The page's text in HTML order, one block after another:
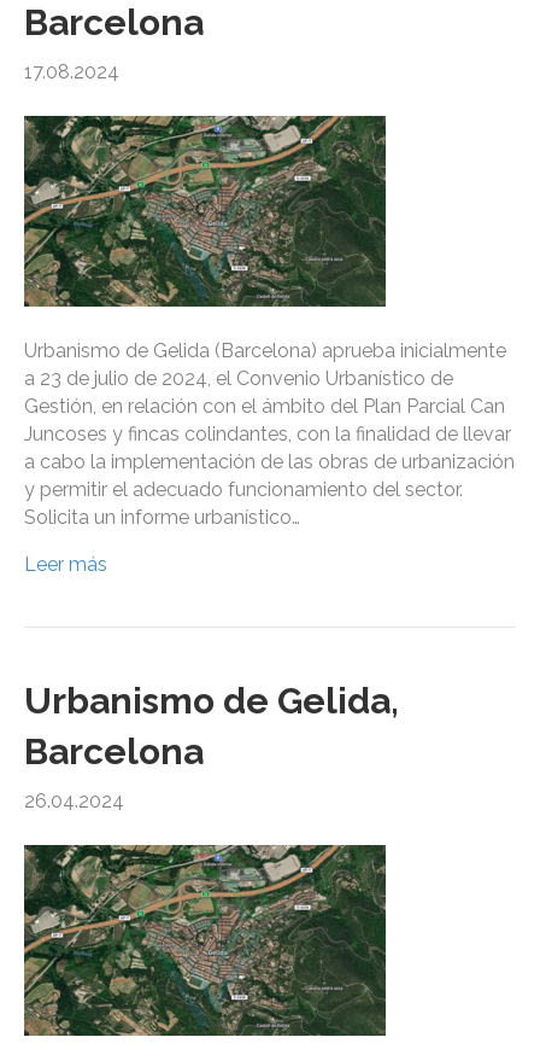
Barcelona
17.08.2024
Urbanismo de Gelida (Barcelona) aprueba inicialmente
a 23 de julio de 2024, el Convenio Urbanístico de
Gestión, en relación con el ámbito del Plan Parcial Can
Juncoses y fincas colindantes, con la finalidad de llevar
a cabo la implementación de las obras de urbanización
y permitir el adecuado funcionamiento del sector.
Solicita un informe urbanístico…
Leer más
Urbanismo de Gelida,
Barcelona
26.04.2024